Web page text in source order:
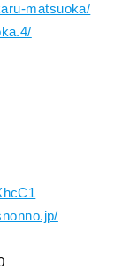
matsuoka/